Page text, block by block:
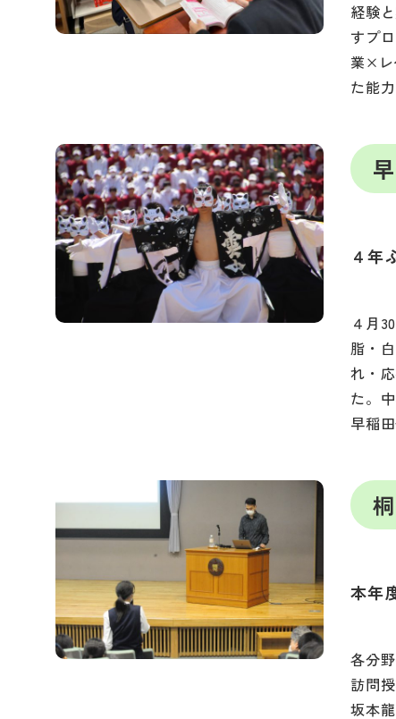
経験
すプ
業×レ
た能
４年
４月
脂・
れ・
た。
早稲
本年
各分
訪問
坂本